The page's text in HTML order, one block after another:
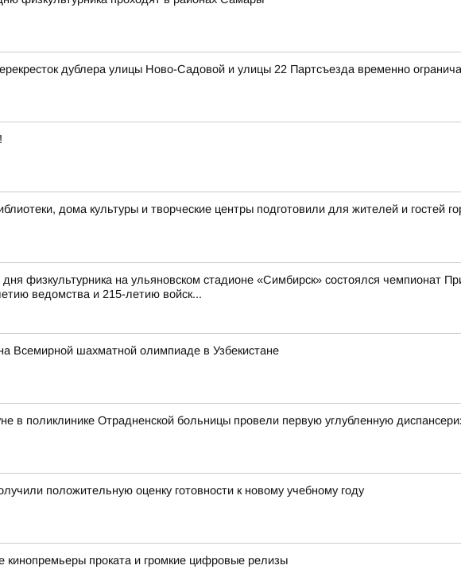
дублера улицы Ново-Садовой и улицы 22 Партсъезда временно
дома культуры и творческие центры подготовили для жителей и
физкультурника на ульяновском стадионе «Симбирск» состоялся чемпионат
ведомства и 215-летию войск...
Всемирной шахматной олимпиаде в Узбекистане
в поликлинике Отрадненской больницы провели первую углубленную
положительную оценку готовности к новому учебному году
кинопремьеры проката и громкие цифровые релизы